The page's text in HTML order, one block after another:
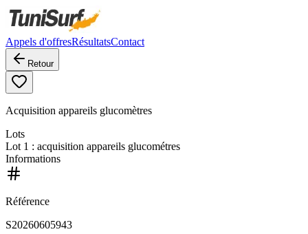
Appels d'offresRésultatsContact
Retour
Acquisition appareils glucomètres
Lots
Lot 1 : acquisition appareils glucométres
Informations
Référence
S20260605943